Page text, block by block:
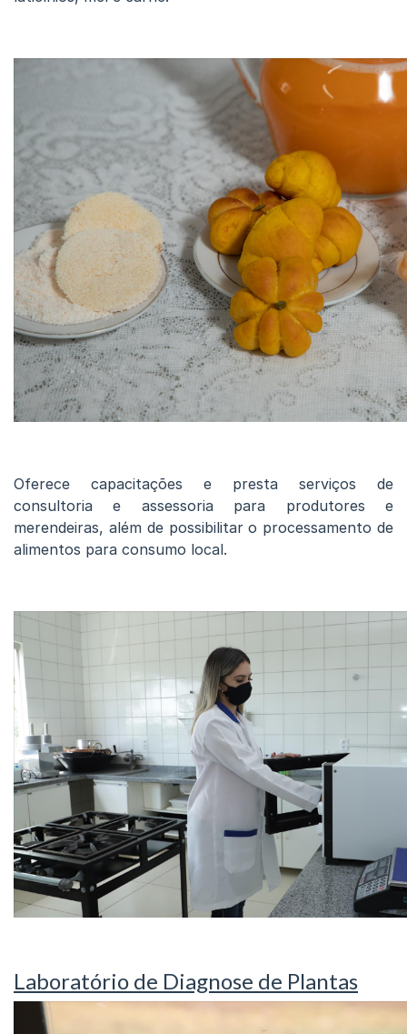
Oferece capacitações e presta serviços de
consultoria e assessoria para produtores e
merendeiras, além de possibilitar o processamento de
alimentos para consumo local.
Laboratório de Diagnose de Plantas